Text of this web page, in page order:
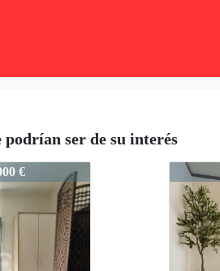
ser de su interés
€ 958-